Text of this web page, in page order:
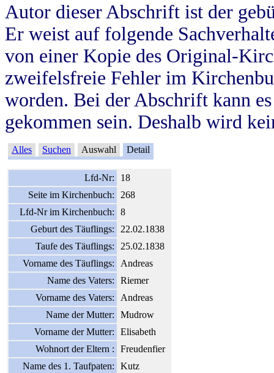
Autor dieser Abschrift ist der
Er weist auf folgende
von einer Kopie des Original-
zweifelsfreie Fehler im
worden. Bei der Abschrift kann
gekommen sein. Deshalb wird
Alles Suchen Auswahl Detail
Lfd-Nr:
18
Seite im Kirchenbuch:
268
Lfd-Nr im Kirchenbuch:
8
Geburt des Täuflings:
22.02.1838
Taufe des Täuflings:
25.02.1838
Vorname des Täuflings:
Andreas
Name des Vaters:
Riemer
Vorname des Vaters:
Andreas
Name der Mutter:
Mudrow
Vorname der Mutter:
Elisabeth
Wohnort der Eltern :
Freudenfier
Name des 1. Taufpaten:
Kutz